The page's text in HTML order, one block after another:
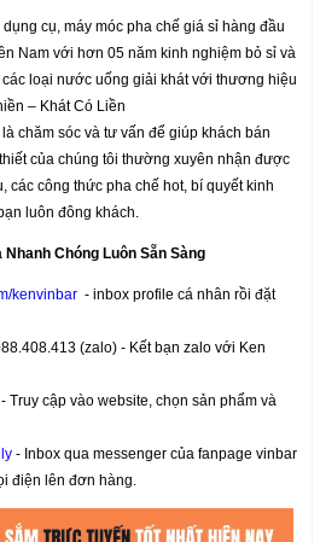
cụ, máy móc pha chế giá sỉ hàng đầu
Nam với hơn 05 năm kinh nghiệm bỏ sỉ và
loại nước uống giải khát với thương hiệu
– Khát Có Liền
chăm sóc và tư vấn để giúp khách bán
của chúng tôi thường xuyên nhận được
các công thức pha chế hot, bí quyết kinh
luôn đông khách.
Chóng Luôn Sẵn Sàng
kenvinbar - inbox profile cá nhân rồi đặt
(zalo) - Kết bạn zalo với Ken
Truy cập vào website, chọn sản phẩm và
- Inbox qua messenger của fanpage vinbar
điện lên đơn hàng.